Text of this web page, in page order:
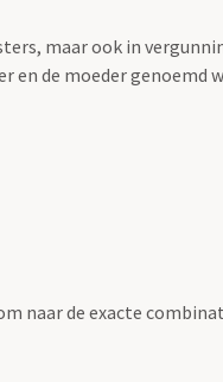
maar ook in
en de moeder genoemd
naar de exacte